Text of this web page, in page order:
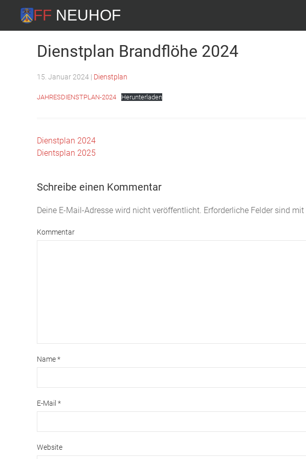
Dienstplan Brandflöhe 2024
15. Januar 2024 | Dienstplan
JAHRESDIENSTPLAN-2024 Herunterladen
Beitrags-
Dienstplan 2024
Dientsplan 2025
Schreibe einen Kommentar
Deine E-Mail-Adresse wird nicht veröffentlicht. Erforderliche Felder sind mit
Kommentar
Name*
E-Mail *
Website